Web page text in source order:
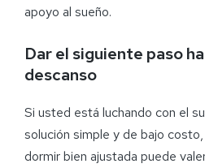
apoyo al sueño.
Dar el siguiente paso
descanso
Si usted está luchando con el
solución simple y de bajo
dormir bien ajustada puede